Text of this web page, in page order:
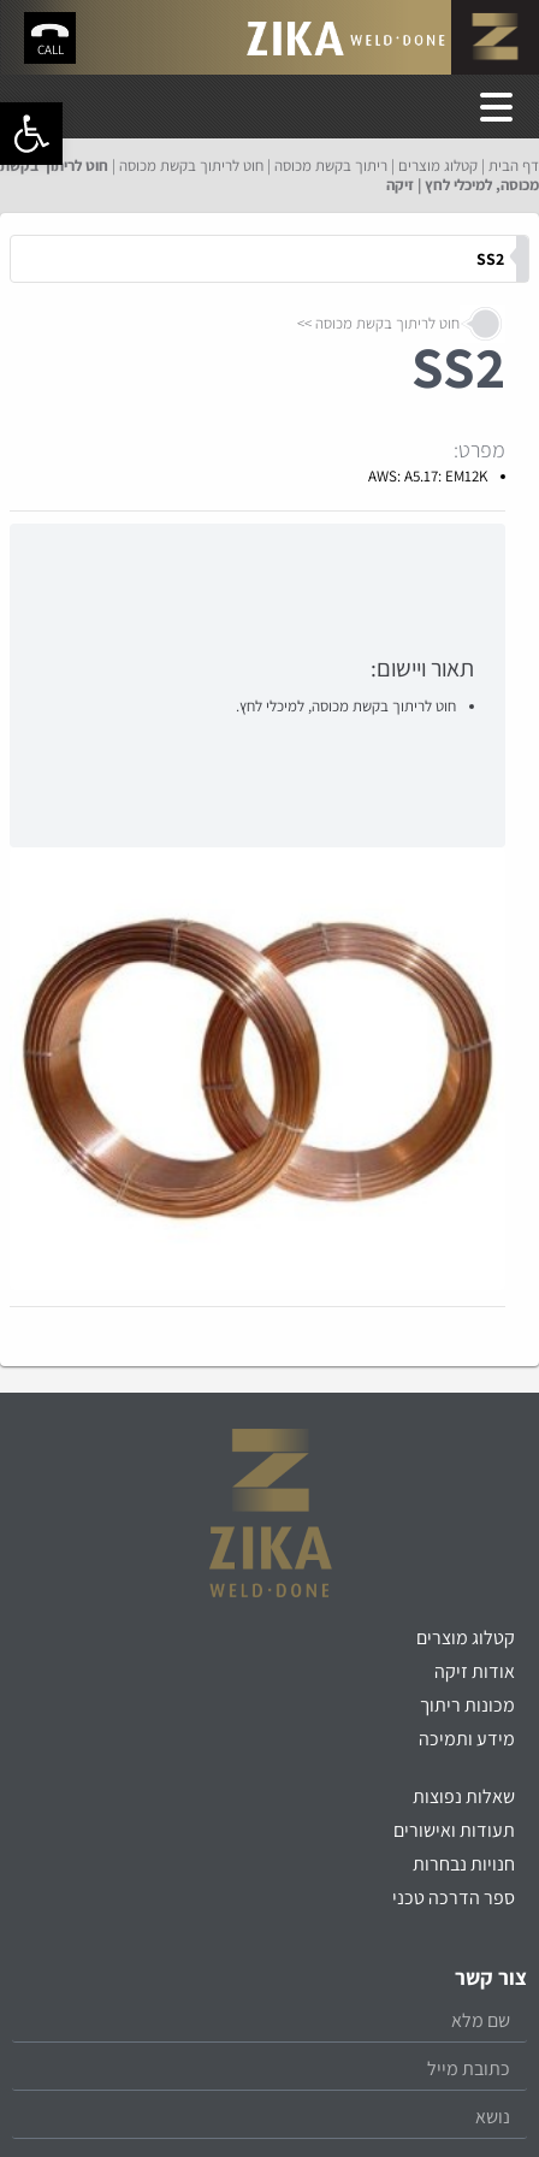
פתח
CALL
דף הבית קטלוג מוצרים ריתוך בקשת מכוסה חוט לריתוך בקשת מכוסה חוט לריתוך בקשת
מכוסה, למיכלי לחץ | זיקה
SS2
חוט לריתוך בקשת מכוסה
SS2
מפרט:
AWS: A5.17: EM12K
תאור ויישום:
חוט לריתוך בקשת מכוסה, למיכלי לחץ.
קטלוג מוצרים
אודות זיקה
מכונות ריתוך
מידע ותמיכה
שאלות נפוצות
תעודות ואישורים
חנויות נבחרות
ספר הדרכה טכני
צור קשר